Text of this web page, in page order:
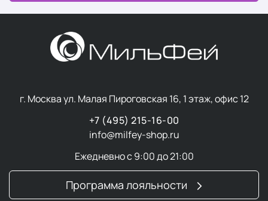
г. Москва ул. Малая Пироговская 16, 1 этаж, офис 12
+7 (495) 215-16-00
info@milfey-shop.ru
Ежедневно с 9:00 до 21:00
Программа лояльности